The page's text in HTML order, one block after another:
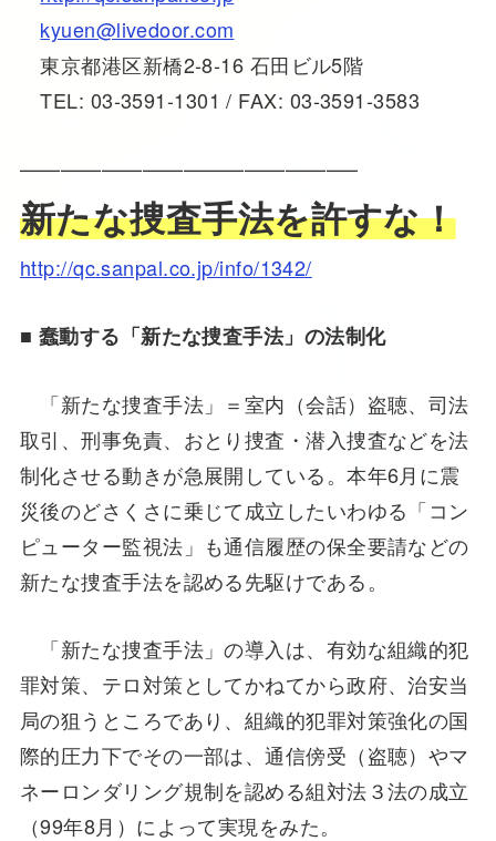
kyuen@livedoor.com
東京都港区新橋2-8-16 石田ビル5階
TEL: 03-3591-1301 / FAX: 03-3591-3583
————————————————–
新たな捜査手法を許すな！
http://qc.sanpal.co.jp/info/1342/
■ 蠢動する「新たな捜査手法」の法制化
「新たな捜査手法」＝室内（会話）盗聴、司法
取引、刑事免責、おとり捜査・潜入捜査などを法
制化させる動きが急展開している。本年6月に震
災後のどさくさに乗じて成立したいわゆる「コン
ピューター監視法」も通信履歴の保全要請などの
新たな捜査手法を認める先駆けである。
「新たな捜査手法」の導入は、有効な組織的犯
罪対策、テロ対策としてかねてから政府、治安当
局の狙うところであり、組織的犯罪対策強化の国
際的圧力下でその一部は、通信傍受（盗聴）やマ
ネーロンダリング規制を認める組対法３法の成立
（99年8月）によって実現をみた。